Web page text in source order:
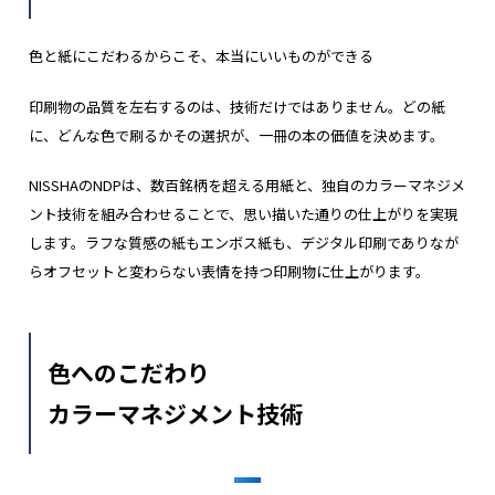
色と紙にこだわるからこそ、本当にいいものができる
印刷物の品質を左右するのは、技術だけではありません。どの紙
に、どんな色で刷るか――その選択が、一冊の本の価値を決めます。
NISSHAのNDPは、数百銘柄を超える用紙と、独自のカラーマネジメ
ント技術を組み合わせることで、思い描いた通りの仕上がりを実現
します。ラフな質感の紙もエンボス紙も、デジタル印刷でありなが
らオフセットと変わらない表情を持つ印刷物に仕上がります。
色へのこだわり
カラーマネジメント技術